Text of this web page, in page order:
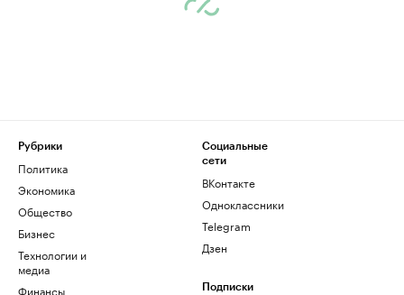
Рубрики
Политика
Экономика
Общество
Бизнес
Технологии и
медиа
Финансы
Социальные
сети
ВКонтакте
Одноклассники
Telegram
Дзен
Подписки